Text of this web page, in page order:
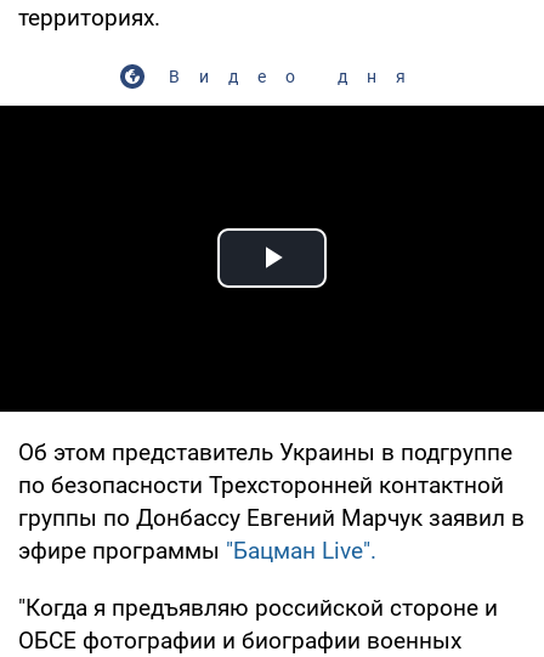
территориях.
Видео дня
Play Video
Об этом представитель Украины в подгруппе
по безопасности Трехсторонней контактной
группы по Донбассу Евгений Марчук заявил в
эфире программы "Бацман Live".
"Когда я предъявляю российской стороне и
ОБСЕ фотографии и биографии военных